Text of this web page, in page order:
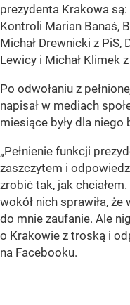
prezydenta Krakowa
Kontroli Marian Banaś,
Michał Drewnicki z PiS,
Lewicy i Michał Klimek
Po odwołaniu z
napisał w mediach
miesiące były dla niego
„Pełnienie funkcji
zaszczytem i
zrobić tak, jak
wokół nich sprawiła,
do mnie zaufanie. Ale
o Krakowie z troską i
na Facebooku.